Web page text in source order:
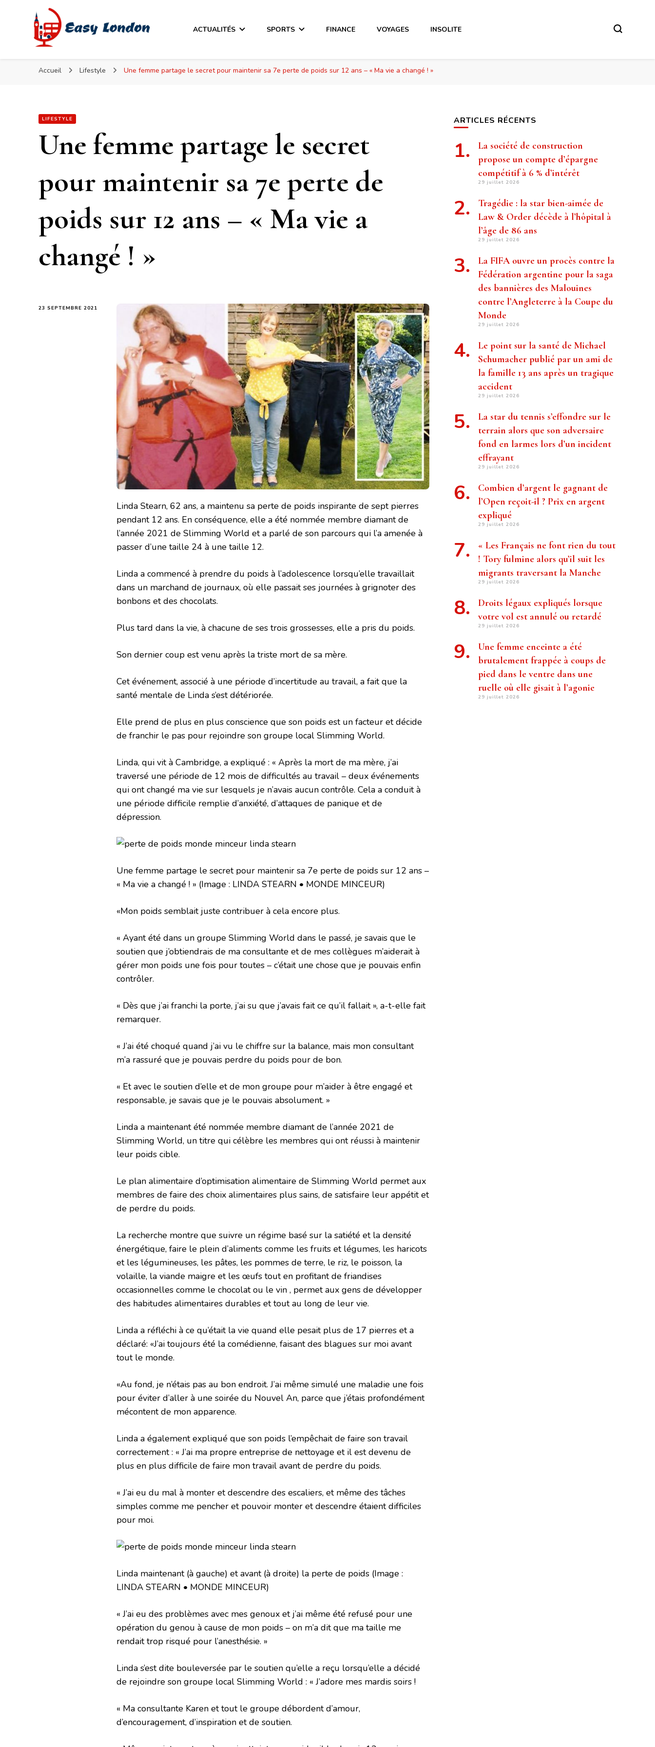
Easy London
Easy London
ACTUALITÉS SPORTS FINANCE VOYAGES INSOLITE
Accueil Lifestyle Une femme partage le secret pour maintenir sa 7e perte de poids sur 12 ans – « Ma vie a changé ! »
LIFESTYLE
Une femme partage le secret
pour maintenir sa 7e perte de
poids sur 12 ans – « Ma vie a
changé ! »
23 SEPTEMBRE 2021
Linda Stearn, 62 ans, a maintenu sa perte de poids inspirante de sept pierres
pendant 12 ans. En conséquence, elle a été nommée membre diamant de
l’année 2021 de Slimming World et a parlé de son parcours qui l’a amenée à
passer d’une taille 24 à une taille 12.
Linda a commencé à prendre du poids à l’adolescence lorsqu’elle travaillait
dans un marchand de journaux, où elle passait ses journées à grignoter des
bonbons et des chocolats.
Plus tard dans la vie, à chacune de ses trois grossesses, elle a pris du poids.
Son dernier coup est venu après la triste mort de sa mère.
Cet événement, associé à une période d’incertitude au travail, a fait que la
santé mentale de Linda s’est détériorée.
Elle prend de plus en plus conscience que son poids est un facteur et décide
de franchir le pas pour rejoindre son groupe local Slimming World.
Linda, qui vit à Cambridge, a expliqué : « Après la mort de ma mère, j’ai
traversé une période de 12 mois de difficultés au travail – deux événements
qui ont changé ma vie sur lesquels je n’avais aucun contrôle. Cela a conduit à
une période difficile remplie d’anxiété, d’attaques de panique et de
dépression.
Une femme partage le secret pour maintenir sa 7e perte de poids sur 12 ans –
« Ma vie a changé ! » (Image : LINDA STEARN • MONDE MINCEUR)
«Mon poids semblait juste contribuer à cela encore plus.
« Ayant été dans un groupe Slimming World dans le passé, je savais que le
soutien que j’obtiendrais de ma consultante et de mes collègues m’aiderait à
gérer mon poids une fois pour toutes – c’était une chose que je pouvais enfin
contrôler.
« Dès que j’ai franchi la porte, j’ai su que j’avais fait ce qu’il fallait », a-t-elle fait
remarquer.
« J’ai été choqué quand j’ai vu le chiffre sur la balance, mais mon consultant
m’a rassuré que je pouvais perdre du poids pour de bon.
« Et avec le soutien d’elle et de mon groupe pour m’aider à être engagé et
responsable, je savais que je le pouvais absolument. »
Linda a maintenant été nommée membre diamant de l’année 2021 de
Slimming World, un titre qui célèbre les membres qui ont réussi à maintenir
leur poids cible.
Le plan alimentaire d’optimisation alimentaire de Slimming World permet aux
membres de faire des choix alimentaires plus sains, de satisfaire leur appétit et
de perdre du poids.
La recherche montre que suivre un régime basé sur la satiété et la densité
énergétique, faire le plein d’aliments comme les fruits et légumes, les haricots
et les légumineuses, les pâtes, les pommes de terre, le riz, le poisson, la
volaille, la viande maigre et les œufs tout en profitant de friandises
occasionnelles comme le chocolat ou le vin , permet aux gens de développer
des habitudes alimentaires durables et tout au long de leur vie.
Linda a réfléchi à ce qu’était la vie quand elle pesait plus de 17 pierres et a
déclaré: «J’ai toujours été la comédienne, faisant des blagues sur moi avant
tout le monde.
«Au fond, je n’étais pas au bon endroit. J’ai même simulé une maladie une fois
pour éviter d’aller à une soirée du Nouvel An, parce que j’étais profondément
mécontent de mon apparence.
Linda a également expliqué que son poids l’empêchait de faire son travail
correctement : « J’ai ma propre entreprise de nettoyage et il est devenu de
plus en plus difficile de faire mon travail avant de perdre du poids.
« J’ai eu du mal à monter et descendre des escaliers, et même des tâches
simples comme me pencher et pouvoir monter et descendre étaient difficiles
pour moi.
Linda maintenant (à gauche) et avant (à droite) la perte de poids (Image :
LINDA STEARN • MONDE MINCEUR)
« J’ai eu des problèmes avec mes genoux et j’ai même été refusé pour une
opération du genou à cause de mon poids – on m’a dit que ma taille me
rendait trop risqué pour l’anesthésie. »
Linda s’est dite bouleversée par le soutien qu’elle a reçu lorsqu’elle a décidé
de rejoindre son groupe local Slimming World : « J’adore mes mardis soirs !
« Ma consultante Karen et tout le groupe débordent d’amour,
d’encouragement, d’inspiration et de soutien.
ARTICLES RÉCENTS
La société de construction
propose un compte d’épargne
compétitif à 6 % d’intérêt
29 juillet 2026
Tragédie : la star bien-aimée de
Law & Order décède à l’hôpital à
l’âge de 86 ans
29 juillet 2026
La FIFA ouvre un procès contre la
Fédération argentine pour la saga
des bannières des Malouines
contre l’Angleterre à la Coupe du
Monde
29 juillet 2026
Le point sur la santé de Michael
Schumacher publié par un ami de
la famille 13 ans après un tragique
accident
29 juillet 2026
La star du tennis s’effondre sur le
terrain alors que son adversaire
fond en larmes lors d’un incident
effrayant
29 juillet 2026
Combien d’argent le gagnant de
l’Open reçoit-il ? Prix ​​en argent
expliqué
29 juillet 2026
« Les Français ne font rien du tout
! Tory fulmine alors qu’il suit les
migrants traversant la Manche
29 juillet 2026
Droits légaux expliqués lorsque
votre vol est annulé ou retardé
29 juillet 2026
Une femme enceinte a été
brutalement frappée à coups de
pied dans le ventre dans une
ruelle où elle gisait à l’agonie
29 juillet 2026